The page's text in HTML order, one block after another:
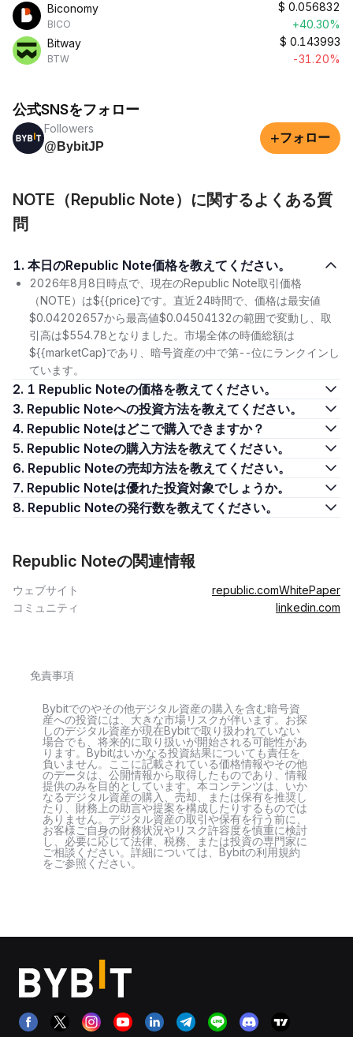
Biconomy
BICO
$ 0.056832
+40.30%
Bitway
BTW
$ 0.143993
-31.20%
公式SNSをフォロー
Followers
@BybitJP
+フォロー
NOTE（Republic Note）に関するよくある質
問
1. 本日のRepublic Note価格を教えてください。
2026年8月8日時点で、現在のRepublic Note取引価格
（NOTE）は${{price}です。直近24時間で、価格は最安値
$0.04202657から最高値$0.04504132の範囲で変動し、取
引高は$554.78となりました。市場全体の時価総額は
${{marketCap}であり、暗号資産の中で第--位にランクインし
ています。
2. 1 Republic Noteの価格を教えてください。
3. Republic Noteへの投資方法を教えてください。
4. Republic Noteはどこで購入できますか？
5. Republic Noteの購入方法を教えてください。
6. Republic Noteの売却方法を教えてください。
7. Republic Noteは優れた投資対象でしょうか。
8. Republic Noteの発行数を教えてください。
Republic Noteの関連情報
ウェブサイト republic.comWhitePaper
コミュニティ
linkedin.com
免責事項
Bybitでのやその他デジタル資産の購入を含む暗号資
産への投資には、大きな市場リスクが伴います。お探
しのデジタル資産が現在Bybitで取り扱われていない
場合でも、将来的に取り扱いが開始される可能性があ
ります。Bybitはいかなる投資結果についても責任を
負いません。ここに記載されている価格情報やその他
のデータは、公開情報から取得したものであり、情報
提供のみを目的としています。本コンテンツは、いか
なるデジタル資産の購入、売却、または保有を推奨し
たり、財務上の助言や提案を構成したりするものでは
ありません。デジタル資産の取引や保有を行う前に、
お客様ご自身の財務状況やリスク許容度を慎重に検討
し、必要に応じて法律、税務、または投資の専門家に
ご相談ください。詳細については、Bybitの利用規約
をご参照ください。